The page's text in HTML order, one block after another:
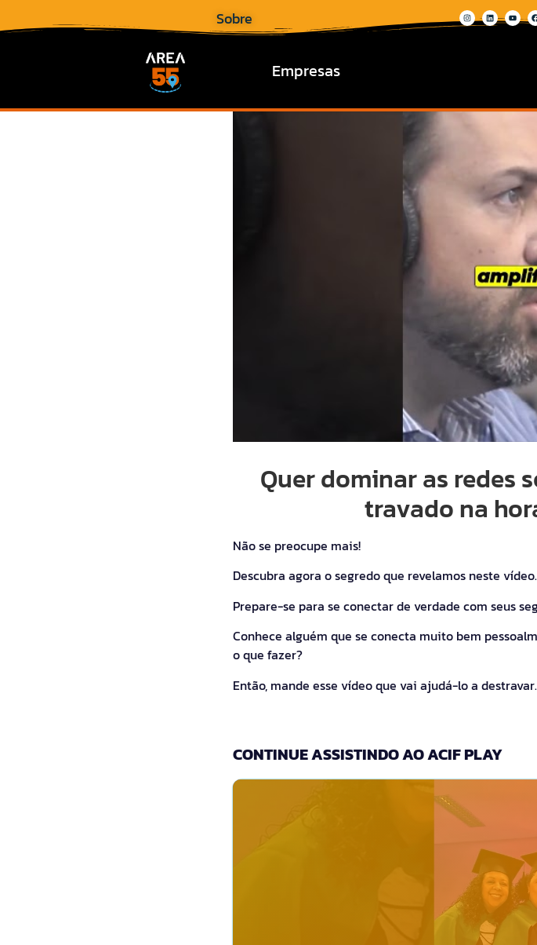
Sobre
Empresas
Quer dominar as redes
travado na
Não se preocupe mais!
Descubra agora o segredo que revelamos neste vídeo.
Prepare-se para se conectar de verdade com seus
Conhece alguém que se conecta muito bem
o que fazer?
Então, mande esse vídeo que vai ajudá-lo a destravar.
CONTINUE ASSISTINDO AO ACIF PLAY